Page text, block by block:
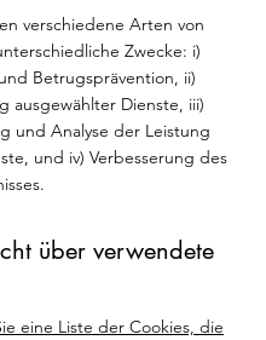
verschiedene Arten von
Zwecke: i)
Betrugsprävention, ii)
ausgewählter Dienste, iii)
und Analyse der Leistung
und iv) Verbesserung des
über verwendete
eine Liste der Cookies, die